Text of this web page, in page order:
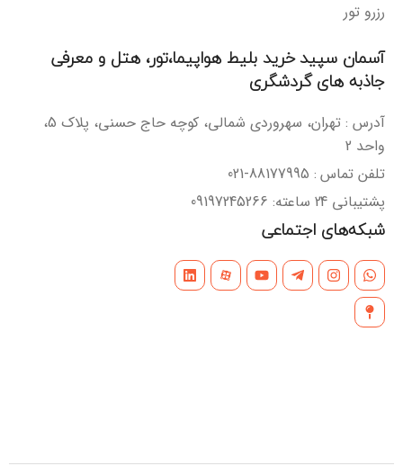
رزرو تور
آسمان سپید خرید بلیط هواپیما،تور، هتل و معرفی
جاذبه های گردشگری
آدرس : تهران، سهروردی شمالی، کوچه حاج حسنی، پلاک 5،
واحد 2
تلفن تماس : 88177995-021
پشتیبانی 24 ساعته: 09197245266
شبکه‌های اجتماعی